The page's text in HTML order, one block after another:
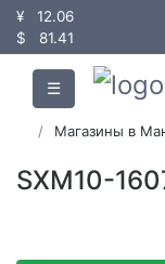
¥
12.06
$
81.41
☰
Магазины в
SXM10-